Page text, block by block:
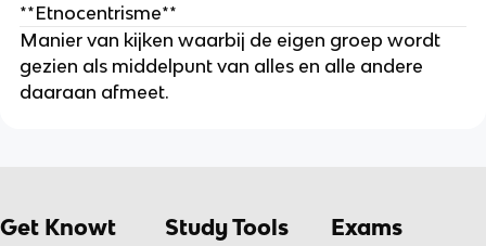
**Etnocentrisme**
Manier van kijken waarbij de eigen groep wordt
gezien als middelpunt van alles en alle andere
daaraan afmeet.
Get Knowt Study Tools Exams